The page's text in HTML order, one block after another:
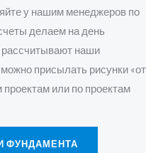
у нашим менеджеров по
делаем на день
рассчитывают наши
присылать рисунки «от
или по проектам
ФУНДАМЕНТА